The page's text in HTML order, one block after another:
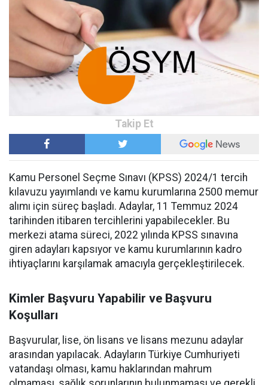
Kamu Personel Seçme Sınavı (KPSS) 2024/1 tercih
kılavuzu yayımlandı ve kamu kurumlarına 2500 memur
alımı için süreç başladı. Adaylar, 11 Temmuz 2024
tarihinden itibaren tercihlerini yapabilecekler. Bu
merkezi atama süreci, 2022 yılında KPSS sınavına
giren adayları kapsıyor ve kamu kurumlarının kadro
ihtiyaçlarını karşılamak amacıyla gerçekleştirilecek.
Kimler Başvuru Yapabilir ve Başvuru
Koşulları
Başvurular, lise, ön lisans ve lisans mezunu adaylar
arasından yapılacak. Adayların Türkiye Cumhuriyeti
vatandaşı olması, kamu haklarından mahrum